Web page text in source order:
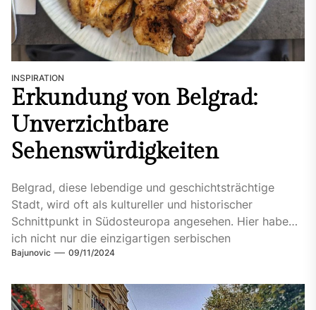
INSPIRATION
Erkundung von Belgrad:
Unverzichtbare
Sehenswürdigkeiten
Belgrad, diese lebendige und geschichtsträchtige
Stadt, wird oft als kultureller und historischer
Schnittpunkt in Südosteuropa angesehen. Hier habe
ich nicht nur die einzigartigen serbischen
Spezialitäten...
Bajunovic 09/11/2024